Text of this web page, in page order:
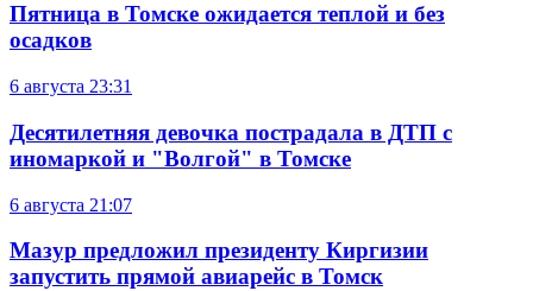
Пятница в Томске ожидается теплой и без
осадков
6 августа 23:31
Десятилетняя девочка пострадала в ДТП с
иномаркой и "Волгой" в Томске
6 августа 21:07
Мазур предложил президенту Киргизии
запустить прямой авиарейс в Томск